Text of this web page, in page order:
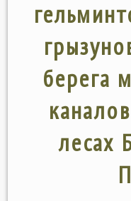
берега
лесах